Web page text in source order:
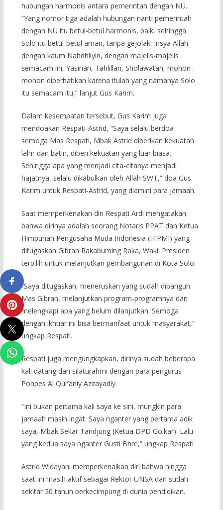
hubungan harmonis antara pemerintah dengan NU.
“Yang nomor tiga adalah hubungan nanti pemerintah
dengan NU itu betul-betul harmonis, baik, sehingga
Solo itu betul-betul aman, tanpa gejolak. Insya Allah
dengan kaum Nahdhliyin, dengan majelis-majelis
semacam ini, Yasinan, Tahlillan, Sholawatan, mohon-
mohon diperhatikan karena itulah yang namanya Solo
itu semacam itu,” lanjut Gus Karim.
Dalam kesempatan tersebut, Gus Karim juga
mendoakan Respati-Astrid, “Saya selalu berdoa
semoga Mas Respati, Mbak Astrid diberikan kekuatan
lahir dan batin, diberi kekuatan yang luar biasa.
Sehingga apa yang menjadi cita-citanya menjadi
hajatnya, selalu dikabulkan oleh Allah SWT,” doa Gus
Karim untuk Respati-Astrid, yang diamini para jamaah.
Saat memperkenakan diri Respati Ardi mengatakan
bahwa dirinya adalah seorang Notaris PPAT dan Ketua
Himpunan Pengusaha Muda Indonesia (HIPMI) yang
ditugaskan Gibran Rakabuming Raka, Wakil Presiden
terpilih untuk melanjutkan pembangunan di Kota Solo.
“Saya ditugaskan, meneruskan yang sudah dibangun
Mas Gibran, melanjutkan program-programnya dan
melengkapi apa yang belum dilanjutkan. Semoga
dengan ikhtiar ini bisa bermanfaat untuk masyarakat,”
ungkap Respati.
Respati juga mengungkapkan, dirinya sudah beberapa
kali datang dan silaturahmi dengan para pengurus
Ponpes Al Qur’aniy Azzayadiy.
“Ini bukan pertama kali saya ke sini, mungkin para
jamaah masih ingat. Saya nganter yang pertama adik
saya, Mbak Sekar Tandjung (Ketua DPD Golkar). Lalu
yang kedua saya nganter Gusti Bhre,” ungkap Respati
Astrid Widayani memperkenalkan diri bahwa hingga
saat ini masih aktif sebagai Rektor UNSA dan sudah
sekitar 20 tahun berkecimpung di dunia pendidikan.